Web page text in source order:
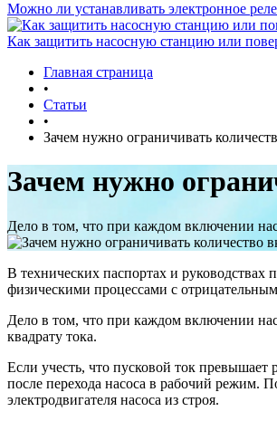
Можно ли устанавливать электронное
Как защитить насосную станцию или
Главная страница
•
Статьи
•
Зачем нужно ограничивать
Зачем нужно
Дело в том, что при каждом включении
В технических паспортах и руководствах
физическими процессами с
Дело в том, что при каждом включении
квадрату тока.
Если учесть, что пусковой ток превышает
после перехода насоса в рабочий режим.
электродвигателя насоса из строя.